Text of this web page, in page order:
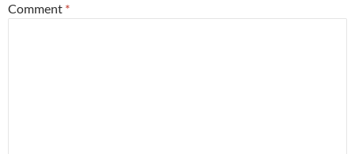
Comment *